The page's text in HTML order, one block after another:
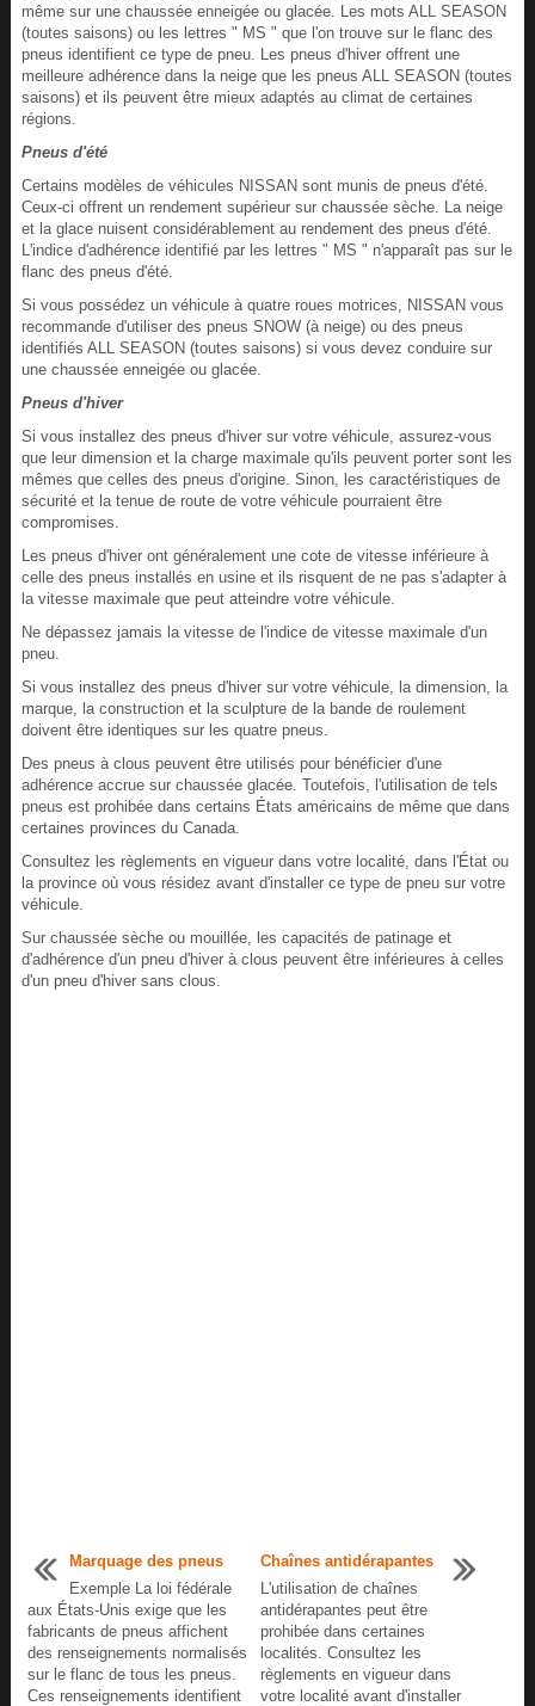
même sur une chaussée enneigée ou glacée. Les mots ALL SEASON
(toutes saisons) ou les lettres " MS " que l'on trouve sur le flanc des
pneus identifient ce type de pneu. Les pneus d'hiver offrent une
meilleure adhérence dans la neige que les pneus ALL SEASON (toutes
saisons) et ils peuvent être mieux adaptés au climat de certaines
régions.
Pneus d'été
Certains modèles de véhicules NISSAN sont munis de pneus d'été.
Ceux-ci offrent un rendement supérieur sur chaussée sèche. La neige
et la glace nuisent considérablement au rendement des pneus d'été.
L'indice d'adhérence identifié par les lettres " MS " n'apparaît pas sur le
flanc des pneus d'été.
Si vous possédez un véhicule à quatre roues motrices, NISSAN vous
recommande d'utiliser des pneus SNOW (à neige) ou des pneus
identifiés ALL SEASON (toutes saisons) si vous devez conduire sur
une chaussée enneigée ou glacée.
Pneus d'hiver
Si vous installez des pneus d'hiver sur votre véhicule, assurez-vous
que leur dimension et la charge maximale qu'ils peuvent porter sont les
mêmes que celles des pneus d'origine. Sinon, les caractéristiques de
sécurité et la tenue de route de votre véhicule pourraient être
compromises.
Les pneus d'hiver ont généralement une cote de vitesse inférieure à
celle des pneus installés en usine et ils risquent de ne pas s'adapter à
la vitesse maximale que peut atteindre votre véhicule.
Ne dépassez jamais la vitesse de l'indice de vitesse maximale d'un
pneu.
Si vous installez des pneus d'hiver sur votre véhicule, la dimension, la
marque, la construction et la sculpture de la bande de roulement
doivent être identiques sur les quatre pneus.
Des pneus à clous peuvent être utilisés pour bénéficier d'une
adhérence accrue sur chaussée glacée. Toutefois, l'utilisation de tels
pneus est prohibée dans certains États américains de même que dans
certaines provinces du Canada.
Consultez les règlements en vigueur dans votre localité, dans l'État ou
la province où vous résidez avant d'installer ce type de pneu sur votre
véhicule.
Sur chaussée sèche ou mouillée, les capacités de patinage et
d'adhérence d'un pneu d'hiver à clous peuvent être inférieures à celles
d'un pneu d'hiver sans clous.
Marquage des pneus
Exemple La loi fédérale
aux États-Unis exige que les
fabricants de pneus affichent
des renseignements normalisés
sur le flanc de tous les pneus.
Ces renseignements identifient
Chaînes antidérapantes
L'utilisation de chaînes
antidérapantes peut être
prohibée dans certaines
localités. Consultez les
règlements en vigueur dans
votre localité avant d'installer